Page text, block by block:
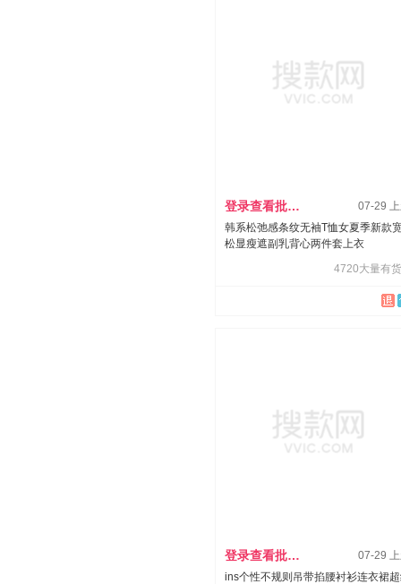
登录查看批发价
07-29
韩系松弛感条纹无袖T恤女夏季新款
松显瘦遮副乳背心两件套上衣
4720大量有
登录查看批发价
07-29
ins个性不规则吊带掐腰衬衫连衣裙